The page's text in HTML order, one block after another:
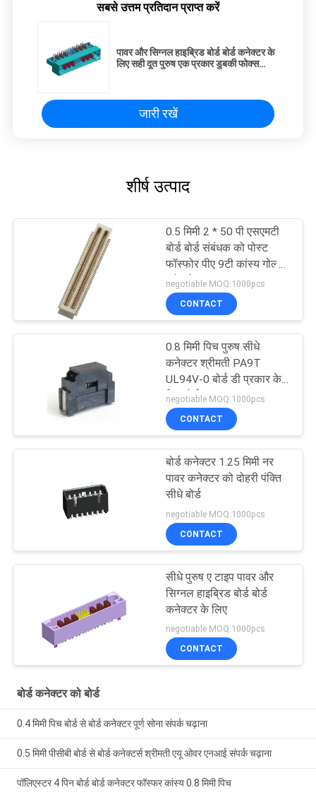
सबसे उत्तम प्रतिदान प्राप्त करें
पावर और सिग्नल हाइब्रिड बोर्ड बोर्ड कनेक्टर के
लिए सही दूत पुरुष एक प्रकार डुबकी फोक्स
जारी रखें
शीर्ष उत्पाद
0.5 मिमी 2 * 50 पी एसएमटी
बोर्ड बोर्ड संबंधक को पोस्ट
फॉस्फोर पीए 9टी कांस्य गोल्ड
फ्लैश के साथ
negotiable MOQ:1000pcs
CONTACT
0.8 मिमी पिच पुरुष सीधे
कनेक्टर श्रीमती PA9T
UL94V-0 बोर्ड डी प्रकार के
लिए बोर्ड
negotiable MOQ:1000pcs
CONTACT
बोर्ड कनेक्टर 1.25 मिमी नर
पावर कनेक्टर को दोहरी पंक्ति
सीधे बोर्ड
negotiable MOQ:1000pcs
CONTACT
सीधे पुरुष ए टाइप पावर और
सिग्नल हाइब्रिड बोर्ड बोर्ड
कनेक्टर के लिए
negotiable MOQ:1000pcs
CONTACT
बोर्ड कनेक्टर को बोर्ड
0.4 मिमी पिच बोर्ड से बोर्ड कनेक्टर पूर्ण सोना संपर्क चढ़ाना
0.5 मिमी पीसीबी बोर्ड से बोर्ड कनेक्टर्स श्रीमती एयू ओवर एनआई संपर्क चढ़ाना
पॉलिएस्टर 4 पिन बोर्ड बोर्ड कनेक्टर फॉस्फर कांस्य 0.8 मिमी पिच